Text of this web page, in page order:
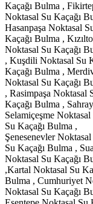
Kaçağı Bulma ,
Noktasal Su Kaçağı
Hasanpaşa Noktasal
Kaçağı Bulma ,
Noktasal Su Kaçağı
, Kuşdili Noktasal Su
Kaçağı Bulma ,
Noktasal Su Kaçağı
, Rasimpaşa Noktasal
Kaçağı Bulma ,
Selamiçeşme
Su Kaçağı Bulma ,
Şenesenevler
Su Kaçağı Bulma ,
Noktasal Su Kaçağı
,Kartal Noktasal Su
Bulma , Cumhuriyet
Noktasal Su Kaçağı